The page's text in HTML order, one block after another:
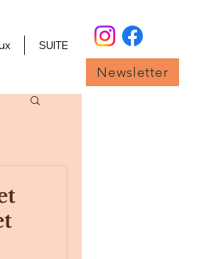
SUITE
Newsletter